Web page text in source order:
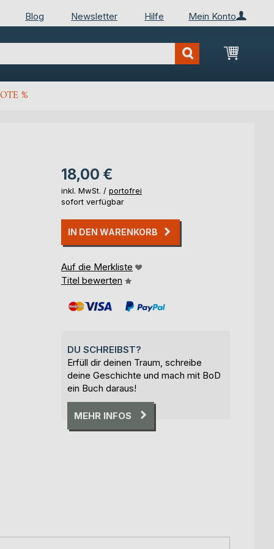
Mein Konto
Blog Newsletter Hilfe
Mein
%
18,00 €
inkl. MwSt. / portofrei
sofort verfügbar
IN DEN WARENKORB
Auf die Merkliste
Titel bewerten
DU SCHREIBST?
Erfüll dir deinen Traum, schreibe
deine Geschichte und mach mit BoD
ein Buch daraus!
MEHR INFOS